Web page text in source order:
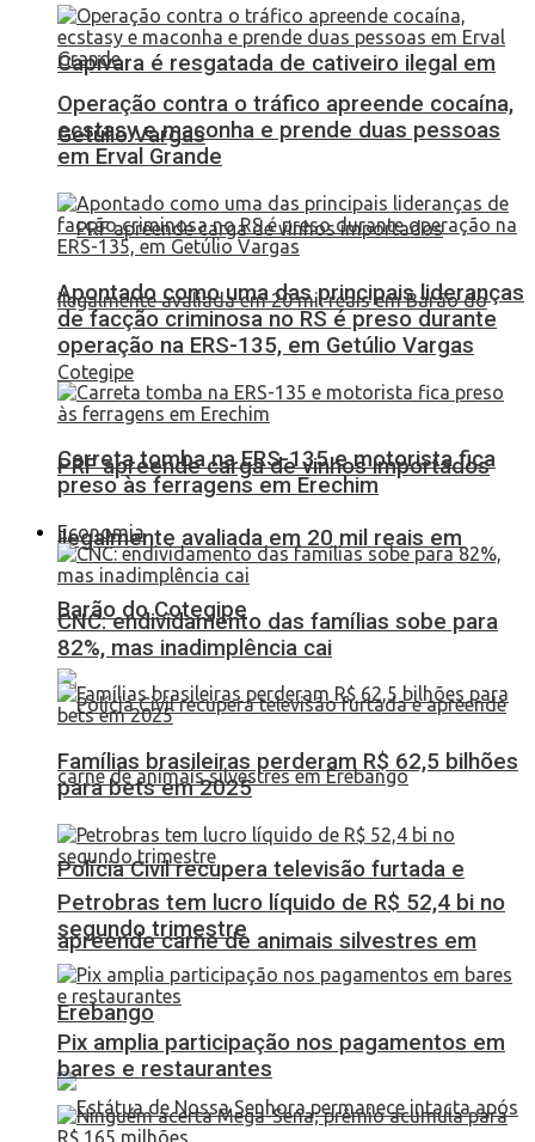
Capivara é resgatada de cativeiro ilegal em
Getúlio Vargas
PRF apreende carga de vinhos importados
ilegalmente avaliada em 20 mil reais em
Barão do Cotegipe
Polícia Civil recupera televisão furtada e
apreende carne de animais silvestres em
Erebango
Operação contra o tráfico apreende cocaína,
ecstasy e maconha e prende duas pessoas
em Erval Grande
Apontado como uma das principais lideranças
de facção criminosa no RS é preso durante
operação na ERS-135, em Getúlio Vargas
Carreta tomba na ERS-135 e motorista fica
preso às ferragens em Erechim
Economia
CNC: endividamento das famílias sobe para
82%, mas inadimplência cai
Famílias brasileiras perderam R$ 62,5 bilhões
para bets em 2025
Petrobras tem lucro líquido de R$ 52,4 bi no
segundo trimestre
Pix amplia participação nos pagamentos em
bares e restaurantes